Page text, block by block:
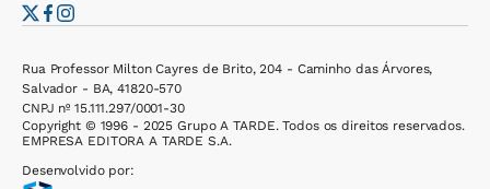
Rua Professor Milton Cayres de Brito, 204 - Caminho das Árvores,
Salvador - BA, 41820-570
CNPJ nº 15.111.297/0001-30
Copyright © 1996 - 2025 Grupo A TARDE. Todos os direitos reservados.
EMPRESA EDITORA A TARDE S.A.
Desenvolvido por: